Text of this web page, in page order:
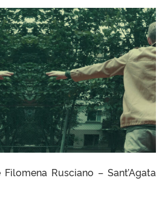
Rusciano – Sant’Agata